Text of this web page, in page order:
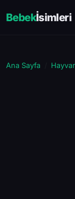
Bebekİsimleri
Ana Sayfa